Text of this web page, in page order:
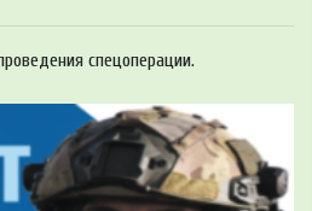
спецоперации.